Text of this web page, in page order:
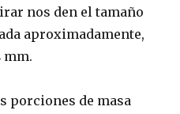
nos den el tamaño
aproximadamente,
mm.
porciones de masa